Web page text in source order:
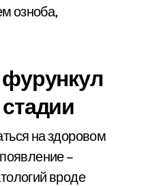
озноба,
на здоровом
–
вроде